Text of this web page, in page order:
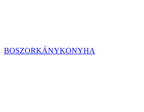
BOSZORKÁNYKONYHA